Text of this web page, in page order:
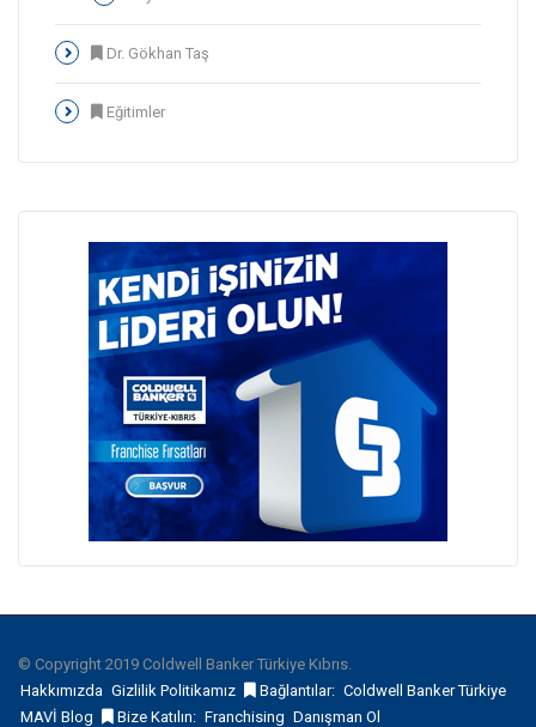
Dr. Gökhan Taş
Eğitimler
© Copyright 2019 Coldwell Banker Türkiye Kıbrıs.
Hakkımızda Gizlilik Politikamız Bağlantılar: Coldwell Banker Türkiye
MAVİ Blog
Bize Katılın: Franchising Danışman Ol